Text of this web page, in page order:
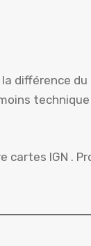
différence du
cartes IGN .